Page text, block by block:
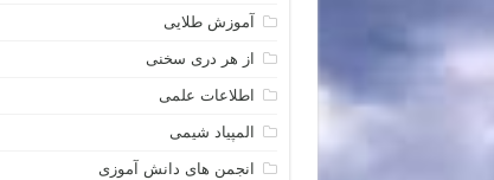
آموزش طلایی
از هر دری سخنی
اطلاعات علمی
المپیاد شیمی
انجمن های دانش آموزی